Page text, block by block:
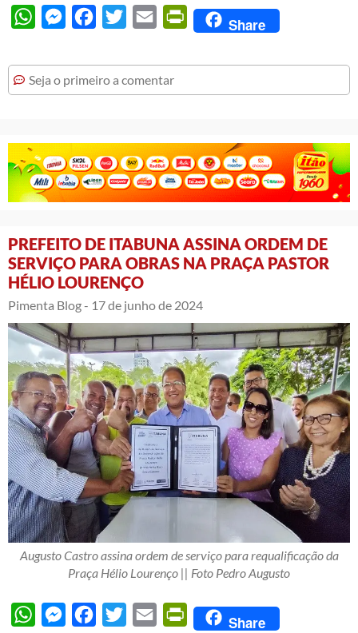
WhatsAppMessengerFacebook
Twitter Email PrintFriendly
Share
Seja o primeiro a comentar
PREFEITO DE ITABUNA ASSINA ORDEM DE
SERVIÇO PARA OBRAS NA PRAÇA PASTOR
HÉLIO LOURENÇO
Pimenta Blog - 17 de junho de 2024
Augusto Castro assina ordem de serviço para requalificação da
Praça Hélio Lourenço || Foto Pedro Augusto
WhatsAppMessengerFacebook
Twitter Email PrintFriendly
Share